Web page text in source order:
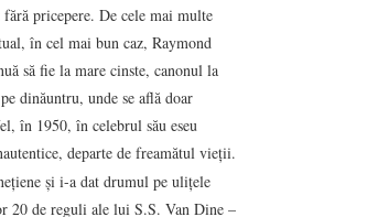
pricepere. De cele mai multe
în cel mai bun caz, Raymond
să fie la mare cinste, canonul la
dinăuntru, unde se află doar
în 1950, în celebrul său eseu
departe de freamătul vieţii.
şi i-a dat drumul pe uliţele
20 de reguli ale lui S.S. Van Dine –